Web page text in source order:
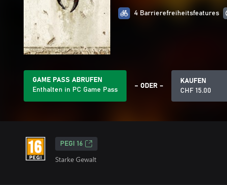
4 Barrierefreiheitsfeatures
GAME PASS ABRUFEN
Enthalten in PC Game Pass
– ODER –
KAUFEN
CHF 15.00
PEGI 16
Starke Gewalt